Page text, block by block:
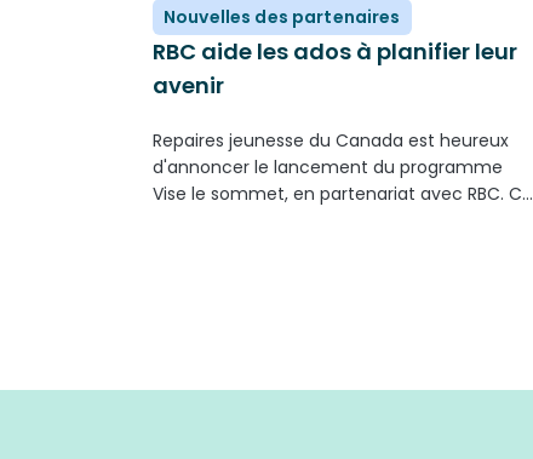
Nouvelles des partenaires
RBC aide les ados à planifier leur
avenir
Repaires jeunesse du Canada est heureux
d'annoncer le lancement du programme
Vise le sommet, en partenariat avec RBC. Ce